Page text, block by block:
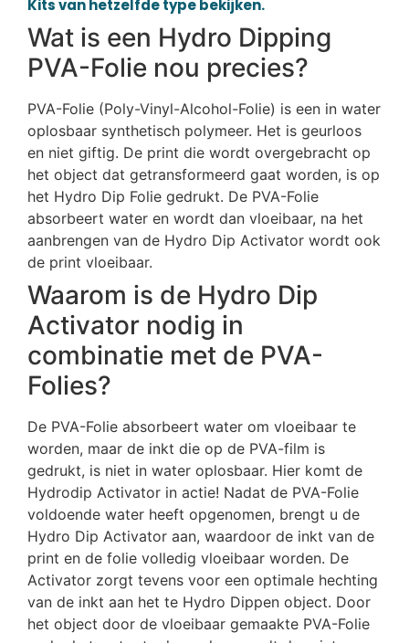
Kits van hetzelfde type bekijken.
Wat is een Hydro Dipping
PVA-Folie nou precies?
PVA-Folie (Poly-Vinyl-Alcohol-Folie) is een in water
oplosbaar synthetisch polymeer. Het is geurloos
en niet giftig. De print die wordt overgebracht op
het object dat getransformeerd gaat worden, is op
het Hydro Dip Folie gedrukt. De PVA-Folie
absorbeert water en wordt dan vloeibaar, na het
aanbrengen van de Hydro Dip Activator wordt ook
de print vloeibaar.
Waarom is de Hydro Dip
Activator nodig in
combinatie met de PVA-
Folies?
De PVA-Folie absorbeert water om vloeibaar te
worden, maar de inkt die op de PVA-film is
gedrukt, is niet in water oplosbaar. Hier komt de
Hydrodip Activator in actie! Nadat de PVA-Folie
voldoende water heeft opgenomen, brengt u de
Hydro Dip Activator aan, waardoor de inkt van de
print en de folie volledig vloeibaar worden. De
Activator zorgt tevens voor een optimale hechting
van de inkt aan het te Hydro Dippen object. Door
het object door de vloeibaar gemaakte PVA-Folie